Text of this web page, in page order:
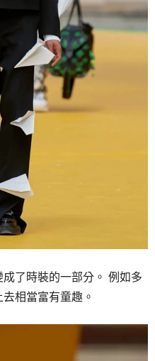
了時裝的一部分。 例如多
相當富有童趣。